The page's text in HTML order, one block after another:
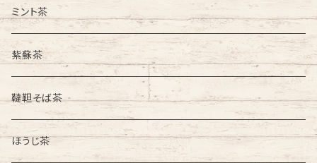
ミント茶
紫蘇茶
韃靼そば茶
ほうじ茶